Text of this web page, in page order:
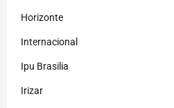
Horizonte
Internacional
Ipu Brasilia
Irizar